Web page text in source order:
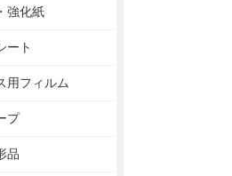
強化紙
ート
用フィルム
プ
品